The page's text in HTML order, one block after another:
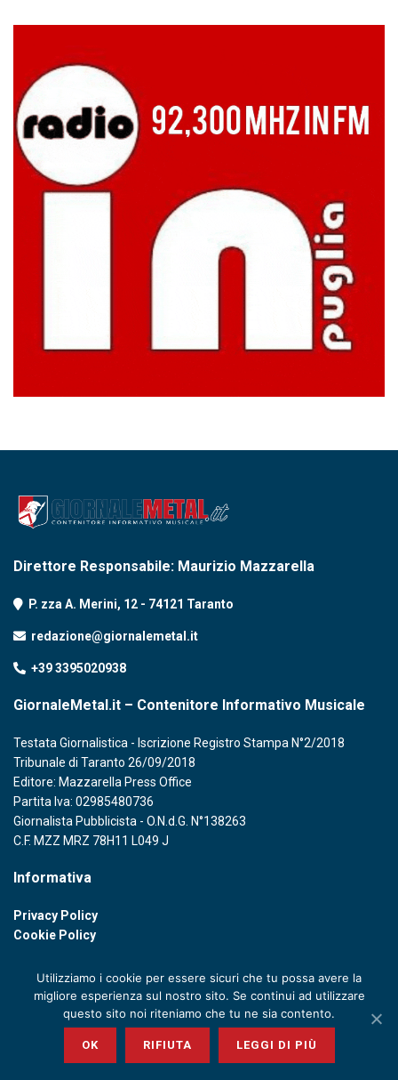
Direttore Responsabile: Maurizio Mazzarella
P. zza A. Merini, 12 - 74121 Taranto
redazione@giornalemetal.it
+39 3395020938
GiornaleMetal.it – Contenitore Informativo Musicale
Testata Giornalistica - Iscrizione Registro Stampa N°2/2018
Tribunale di Taranto 26/09/2018
Editore: Mazzarella Press Office
Partita Iva: 02985480736
Giornalista Pubblicista - O.N.d.G. N°138263
C.F. MZZ MRZ 78H11 L049 J
Informativa
Privacy Policy
Cookie Policy
© 2020 GIORNALE METAL - P. IVA 02985480736
Utilizziamo i cookie per essere sicuri che tu possa avere la
migliore esperienza sul nostro sito. Se continui ad utilizzare
questo sito noi riteniamo che tu ne sia contento.
OK RIFIUTA LEGGI DI PIÙ